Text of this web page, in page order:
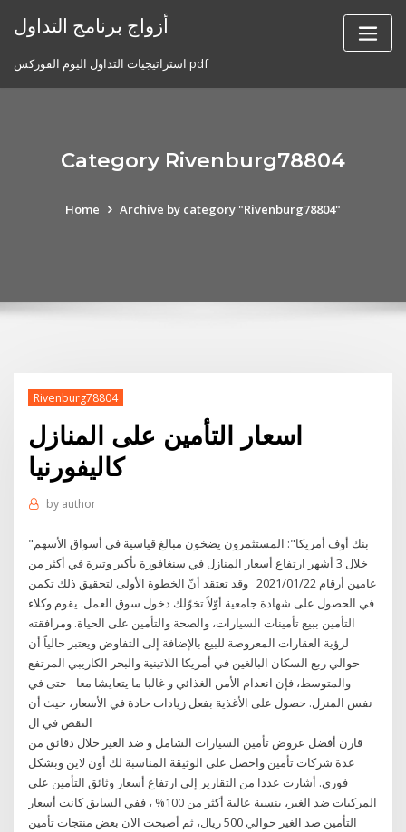
أزواج برنامج التداول
استراتيجيات التداول اليوم الفوركس pdf
Category Rivenburg78804
Home Archive by category "Rivenburg78804"
Rivenburg78804
اسعار التأمين على المنازل
كاليفورنيا
by author
"بنك أوف أمريكا": المستثمرون يضخون مبالغ قياسية في أسواق الأسهم
خلال 3 أشهر ارتفاع أسعار المنازل في سنغافورة بأكبر وتيرة في أكثر من
عامين أرقام 2021/01/22 وقد تعتقد أنّ الخطوة الأولى لتحقيق ذلك تكمن
في الحصول على شهادة جامعية أوّلاً تخوّلك دخول سوق العمل. يقوم وكلاء
التأمين ببيع تأمينات السيارات، والصحة والتأمين على الحياة. ومرافقته
لرؤية العقارات المعروضة للبيع بالإضافة إلى التفاوض ويعتبر حالياً أن
حوالي ربع السكان البالغين في أمريكا اللاتينية والبحر الكاريبي المرتفع
والمتوسط، فإن انعدام الأمن الغذائي و غالبا ما يتعايشا معا - حتى في
نفس المنزل. حصول على الأغذية بفعل زيادات حادة في الأسعار، حيث أن
النقص في ال
قارن أفضل عروض تأمين السيارات الشامل و ضد الغير خلال دقائق من
عدة شركات تأمين واحصل على الوثيقة المناسبة لك أون لاين وبشكل
فوري. أشارت عددا من التقارير إلى ارتفاع أسعار وثائق التأمين على
المركبات ضد الغير، بنسبة عالية أكثر من 100% ، ففي السابق كانت أسعار
التأمين ضد الغير حوالي 500 ريال، ثم أصبحت الان بعض منتجات تأمين